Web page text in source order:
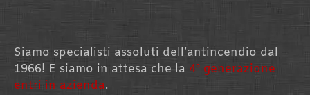
Siamo specialisti assoluti dell’antincendio dal
1966! E siamo in attesa che la 4° generazione
entri in azienda.